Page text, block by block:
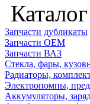
Запчасти дубликаты
Запчасти ОЕМ
Запчасти ВАЗ
Стекла, фары,
Радиаторы,
Электропомпы,
Аккумуляторы,